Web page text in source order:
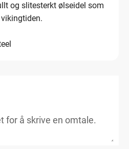
og slitesterkt ølseidel som